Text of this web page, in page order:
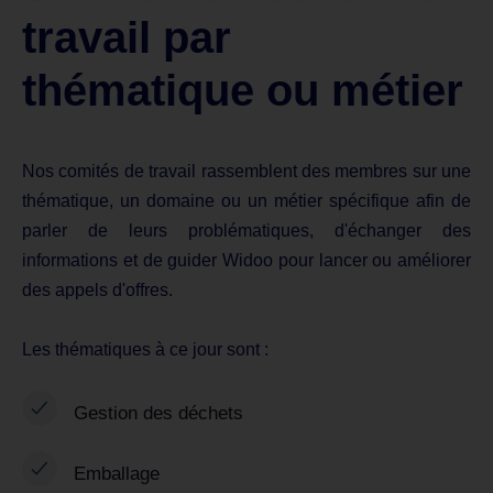
travail par
thématique ou métier
Nos comités de travail rassemblent des membres sur une
thématique, un domaine ou un métier spécifique afin de
parler de leurs problématiques, d'échanger des
informations et de guider Widoo pour lancer ou améliorer
des appels d'offres.
Les thématiques à ce jour sont :
Gestion des déchets
Emballage